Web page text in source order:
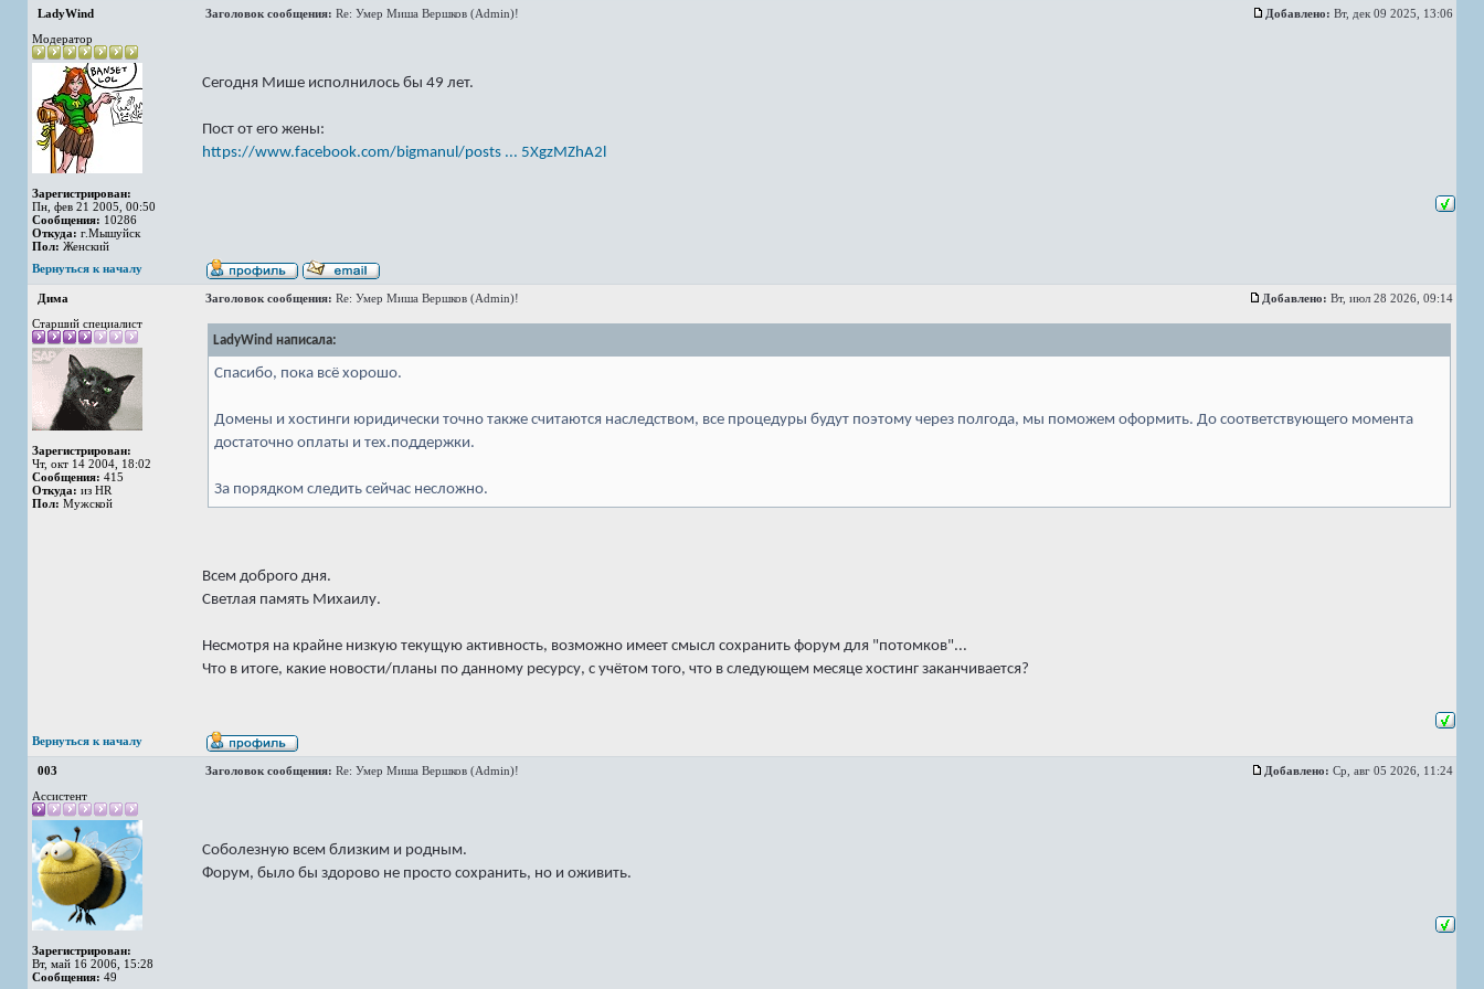
LadyWind Заголовок сообщения: Re: Умер Миша Вершков (Admin)! Добавлено: Вт, дек 09 2025, 13:06
Модератор
Зарегистрирован:
Пн, фев 21 2005, 00:50
Сообщения: 10286
Откуда: г.Мышуйск
Пол: Женский
Сегодня Мише исполнилось бы 49 лет.
Пост от его жены:
https://www.facebook.com/bigmanul/posts ... 5XgzMZhA2l
Вернуться к началу
Дима Заголовок сообщения: Re: Умер Миша Вершков (Admin)! Добавлено: Вт, июл 28 2026, 09:14
Старший специалист
Зарегистрирован:
Чт, окт 14 2004, 18:02
Сообщения: 415
Откуда: из HR
Пол: Мужской
LadyWind написала:
Спасибо, пока всё хорошо.
Домены и хостинги юридически точно также считаются наследством, все процедуры будут поэтому через полгода, мы поможем оформить. До соответствующего момента
достаточно оплаты и тех.поддержки.
За порядком следить сейчас несложно.
Всем доброго дня.
Светлая память Михаилу.
Несмотря на крайне низкую текущую активность, возможно имеет смысл сохранить форум для "потомков"...
Что в итоге, какие новости/планы по данному ресурсу, с учётом того, что в следующем месяце хостинг заканчивается?
Вернуться к началу
003 Заголовок сообщения: Re: Умер Миша Вершков (Admin)! Добавлено: Ср, авг 05 2026, 11:24
Ассистент
Зарегистрирован:
Вт, май 16 2006, 15:28
Сообщения: 49
Соболезную всем близким и родным.
Форум, было бы здорово не просто сохранить, но и оживить.